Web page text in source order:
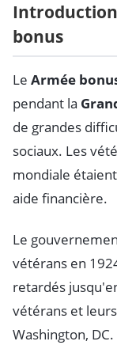
bonus
Le Armée
pendant la
de grandes
sociaux. Les
mondiale
aide financière.
Le
vétérans en
retardés
vétérans et
Washington,